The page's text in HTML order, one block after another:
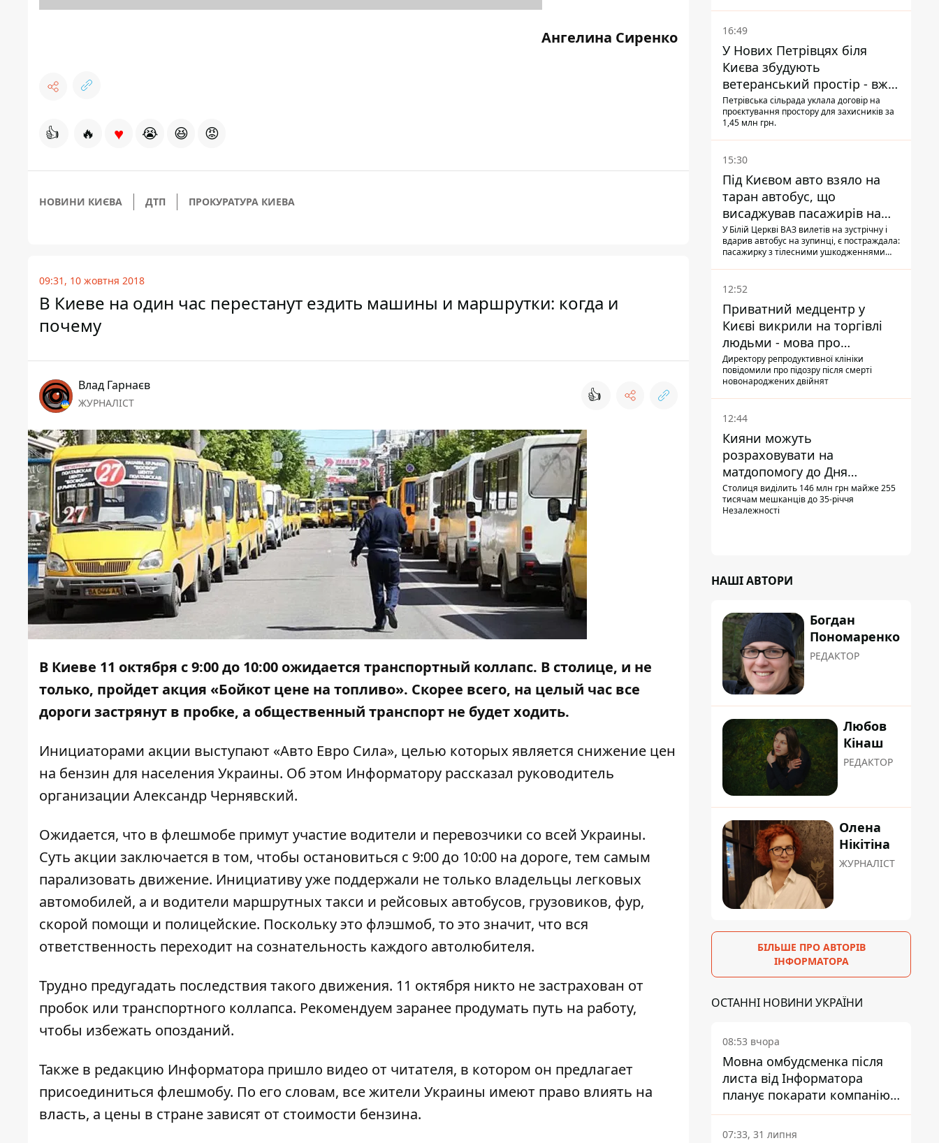
Ангелина Сиренко
👍 🔥 ♥ 😭 😆 😡
НОВИНИ КИЄВА ДТП ПРОКУРАТУРА КИЕВА
09:31, 10 жовтня 2018
В Киеве на один час перестанут ездить машины и маршрутки: когда и
почему
Влад Гарнаєв
ЖУРНАЛІСТ 👍
В Киеве 11 октября с 9:00 до 10:00 ожидается транспортный коллапс. В столице, и не
только, пройдет акция «Бойкот цене на топливо». Скорее всего, на целый час все
дороги застрянут в пробке, а общественный транспорт не будет ходить.
Инициаторами акции выступают «Авто Евро Сила», целью которых является снижение цен
на бензин для населения Украины. Об этом Информатору рассказал руководитель
организации Александр Чернявский.
Ожидается, что в флешмобе примут участие водители и перевозчики со всей Украины.
Суть акции заключается в том, чтобы остановиться с 9:00 до 10:00 на дороге, тем самым
парализовать движение. Инициативу уже поддержали не только владельцы легковых
автомобилей, а и водители маршрутных такси и рейсовых автобусов, грузовиков, фур,
скорой помощи и полицейские. Поскольку это флэшмоб, то это значит, что вся
ответственность переходит на сознательность каждого автолюбителя.
Трудно предугадать последствия такого движения. 11 октября никто не застрахован от
пробок или транспортного коллапса. Рекомендуем заранее продумать путь на работу,
чтобы избежать опозданий.
Также в редакцию Информатора пришло видео от читателя, в котором он предлагает
присоединиться флешмобу. По его словам, все жители Украины имеют право влиять на
власть, а цены в стране зависят от стоимости бензина.
обслуговування" земельну ділянку
16:49
У Нових Петрівцях біля
Києва збудують
ветеранський простір - вже
знайшли проєктанта
Петрівська сільрада уклала договір на
проєктування простору для захисників за
1,45 млн грн.
15:30
Під Києвом авто взяло на
таран автобус, що
висаджував пасажирів на
зупинці - пасажирка в
лікарні
У Білій Церкві ВАЗ вилетів на зустрічну і
вдарив автобус на зупинці, є постраждала:
пасажирку з тілесними ушкодженнями
12:52
Приватний медцентр у
Києві викрили на торгівлі
людьми - мова про
сурогатне материнство
Директору репродуктивної клініки
повідомили про підозру після смерті
новонароджених двійнят
12:44
Кияни можуть
розраховувати на
матдопомогу до Дня
незалежності - кому її
дадуть
Столиця виділить 146 млн грн майже 255
тисячам мешканців до 35-річчя
Незалежності
НАШІ АВТОРИ
Богдан
Пономаренко
РЕДАКТОР
Любов
Кінаш
РЕДАКТОР
Олена
Нікітіна
ЖУРНАЛІСТ
БІЛЬШЕ ПРО АВТОРІВ
ІНФОРМАТОРА
ОСТАННІ НОВИНИ УКРАЇНИ
08:53 вчора
Мовна омбудсменка після
листа від Інформатора
планує покарати компанію-
підрядника ПриватБанку
07:33, 31 липня